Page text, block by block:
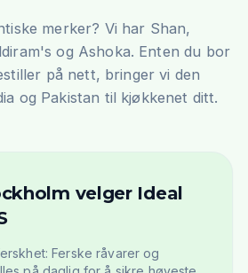
merker? Vi har Shan,
og Ashoka. Enten du bor
på nett, bringer vi den
og Pakistan til kjøkkenet ditt.
velger Ideal
Ferske råvarer og